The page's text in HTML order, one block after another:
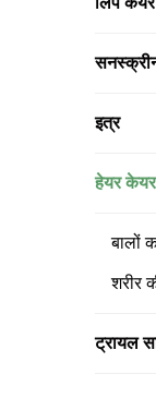
इत्र
हेयर
बालों
शरीर
ट्रायल